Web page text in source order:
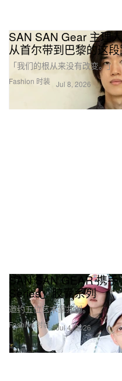
Fashion 时装
SAN SAN Gear 主理
从首尔带到巴黎的这
「我们的根从来没有改变。」
Jul 8, 2026
Fashion 时装
SAN SAN GEAR 携
Series」胶囊系列
邀约五位艺术家共创。
Jul 4, 2026